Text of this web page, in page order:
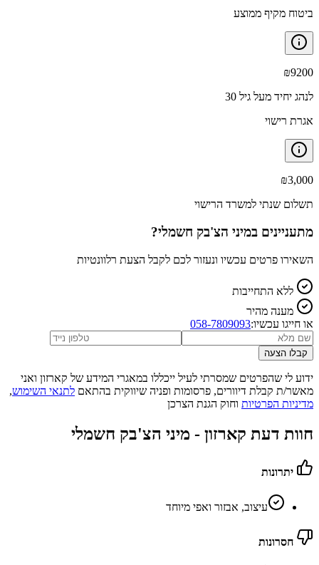
ביטוח מקיף ממוצע
₪9200
לנהג יחיד מעל גיל 30
אגרת רישוי
₪3,000
תשלום שנתי למשרד הרישוי
מתעניינים במיני הצ'בק חשמלי?
השאירו פרטים עכשיו ונעזור לכם לקבל הצעת רלוונטיות
ללא התחייבות
מענה מהיר
או חייגו עכשיו:058-7809093
קבלו הצעה
ידוע לי שהפרטים שמסרתי לעיל ייכללו במאגרי המידע של קארזון ואני
מאשר/ת קבלת דיוורים, פרסומות ופניה שיווקית בהתאם לתנאי השימוש,
מדיניות הפרטיות וחוק הגנת הצרכן
חוות דעת קארזון - מיני הצ'בק חשמלי
יתרונות
עיצוב, אבזור ואפי מיוחד
חסרונות